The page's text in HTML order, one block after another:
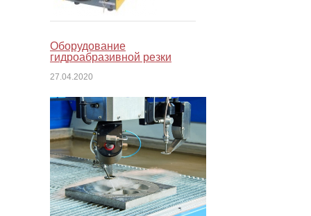
Оборудование
гидроабразивной резки
27.04.2020